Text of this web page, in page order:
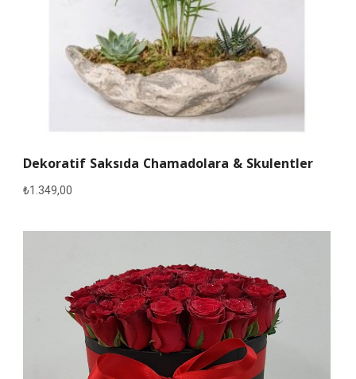
Dekoratif Saksıda Chamadolara & Skulentler
₺1.349,00